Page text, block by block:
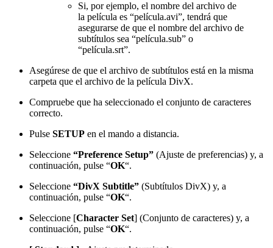
Si, por ejemplo, el nombre del archivo de
la película es “película.avi”, tendrá que
asegurarse de que el nombre del archivo de
subtítulos sea “película.sub” o
“película.srt”.
Asegúrese de que el archivo de subtítulos está en la misma
carpeta que el archivo de la película DivX.
Compruebe que ha seleccionado el conjunto de caracteres
correcto.
Pulse SETUP en el mando a distancia.
Seleccione “Preference Setup” (Ajuste de preferencias) y, a
continuación, pulse “OK“.
Seleccione “DivX Subtitle” (Subtítulos DivX) y, a
continuación, pulse “OK“.
Seleccione [Character Set] (Conjunto de caracteres) y, a
continuación, pulse “OK“.